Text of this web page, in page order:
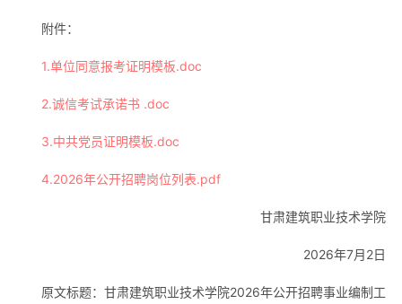
附件：
1.单位同意报考证明模板.doc
2.诚信考试承诺书 .doc
3.中共党员证明模板.doc
4.2026年公开招聘岗位列表.pdf
甘肃建筑职业技术学院
2026年7月2日
原文标题：甘肃建筑职业技术学院2026年公开招聘事业编制工